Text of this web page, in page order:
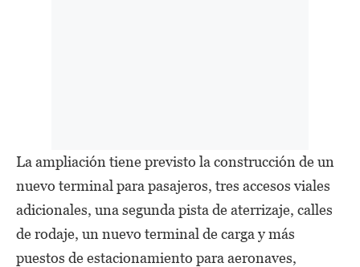
La ampliación tiene previsto la construcción de un
nuevo terminal para pasajeros, tres accesos viales
adicionales, una segunda pista de aterrizaje, calles
de rodaje, un nuevo terminal de carga y más
puestos de estacionamiento para aeronaves,